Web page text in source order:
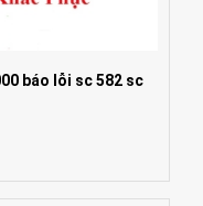
báo lỗi sc 582 sc